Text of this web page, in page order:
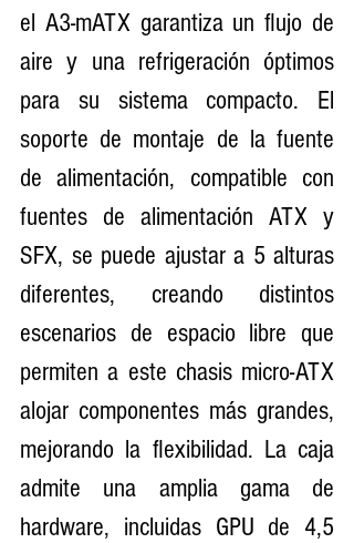
el A3-mATX garantiza un flujo de
aire y una refrigeración óptimos
para su sistema compacto. El
soporte de montaje de la fuente
de alimentación, compatible con
fuentes de alimentación ATX y
SFX, se puede ajustar a 5 alturas
diferentes, creando distintos
escenarios de espacio libre que
permiten a este chasis micro-ATX
alojar componentes más grandes,
mejorando la flexibilidad. La caja
admite una amplia gama de
hardware, incluidas GPU de 4,5